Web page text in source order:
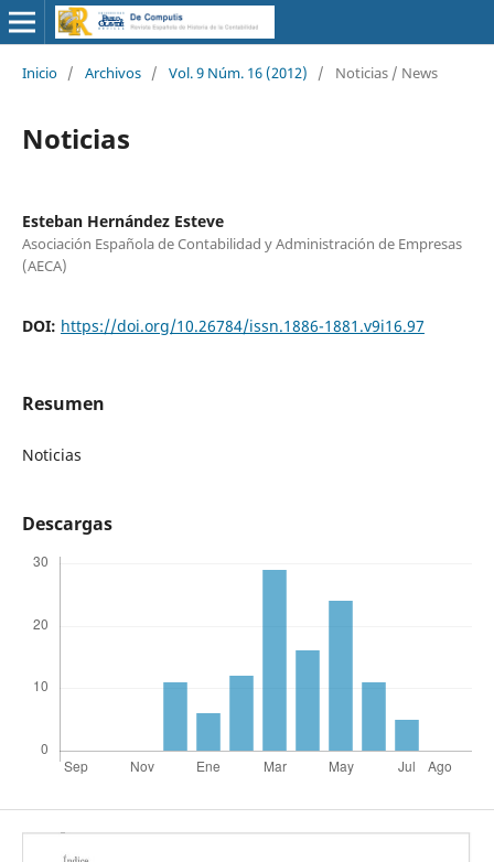
Inicio / Archivos / Vol. 9 Núm. 16 (2012) / Noticias / News
Noticias
Esteban Hernández Esteve
Asociación Española de Contabilidad y Administración de Empresas
(AECA)
DOI: https://doi.org/10.26784/issn.1886-1881.v9i16.97
Resumen
Noticias
Descargas